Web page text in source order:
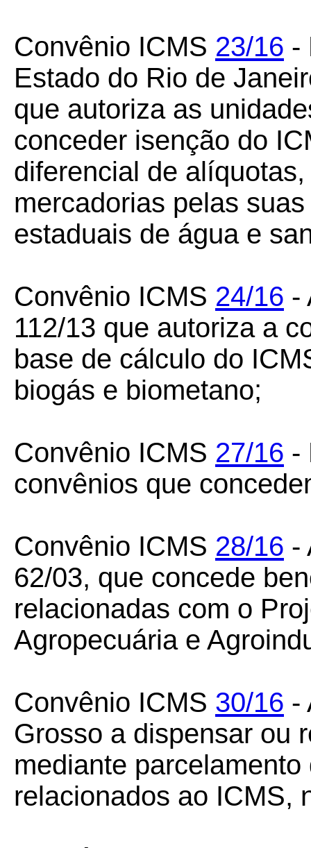
Convênio ICMS 23/16 -
Estado do Rio de
que autoriza as
conceder isenção do
diferencial de
mercadorias pelas
estaduais de água e
Convênio ICMS 24/16 -
112/13 que autoriza a
base de cálculo do
biogás e biometano;
Convênio ICMS 27/16 -
convênios que
Convênio ICMS 28/16 -
62/03, que concede
relacionadas com o
Agropecuária e
Convênio ICMS 30/16 -
Grosso a dispensar ou
mediante
relacionados ao ICMS,